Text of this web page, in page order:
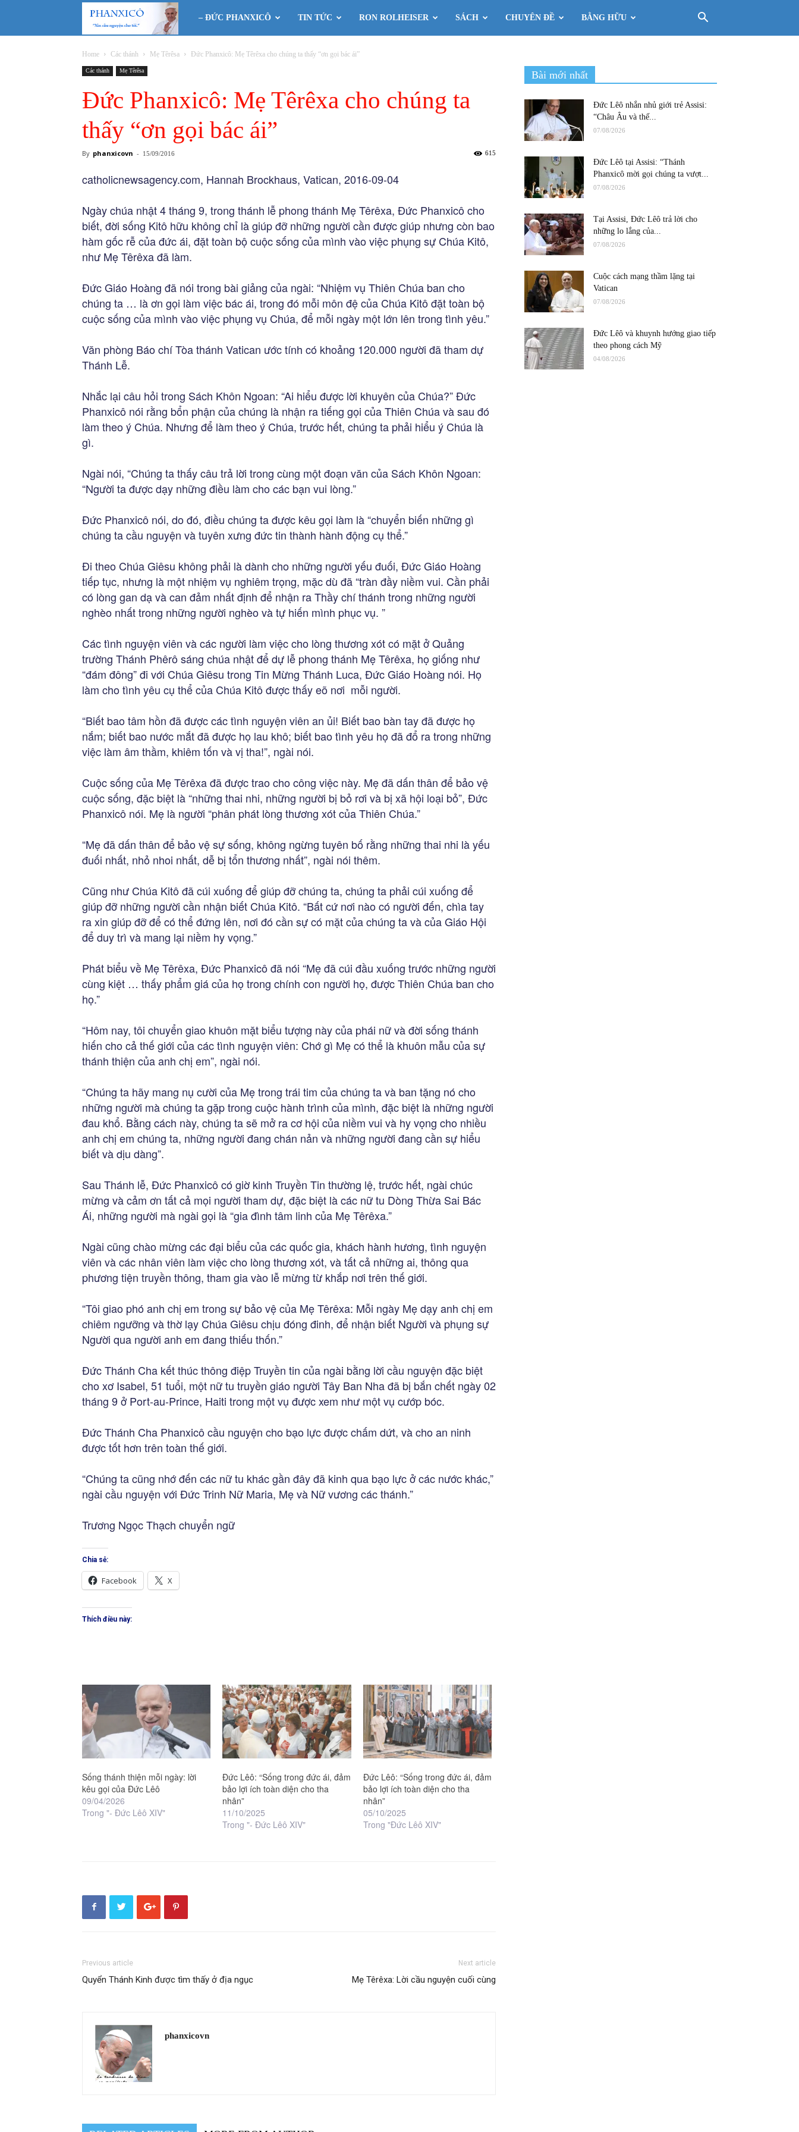
Phanxicô
– ĐỨC PHANXICÔ TIN TỨC RON ROLHEISER SÁCH CHUYÊN ĐỀ BẰNG HỮU
Home Các thánh Mẹ Têrêsa Đức Phanxicô: Mẹ Têrêxa cho chúng ta thấy “ơn gọi bác ái”
Các thánh Mẹ Têrêsa
Đức Phanxicô: Mẹ Têrêxa cho chúng ta
thấy “ơn gọi bác ái”
By phanxicovn - 15/09/2016 615
catholicnewsagency.com, Hannah Brockhaus, Vatican, 2016-09-04
Ngày chúa nhật 4 tháng 9, trong thánh lễ phong thánh Mẹ Têrêxa, Đức Phanxicô cho
biết, đời sống Kitô hữu không chỉ là giúp đỡ những người cần được giúp nhưng còn bao
hàm gốc rễ của đức ái, đặt toàn bộ cuộc sống của mình vào việc phụng sự Chúa Kitô,
như Mẹ Têrêxa đã làm.
Đức Giáo Hoàng đã nói trong bài giảng của ngài: “Nhiệm vụ Thiên Chúa ban cho
chúng ta … là ơn gọi làm việc bác ái, trong đó mỗi môn đệ của Chúa Kitô đặt toàn bộ
cuộc sống của mình vào việc phụng vụ Chúa, để mỗi ngày một lớn lên trong tình yêu.”
Văn phòng Báo chí Tòa thánh Vatican ước tính có khoảng 120.000 người đã tham dự
Thánh Lễ.
Nhắc lại câu hỏi trong Sách Khôn Ngoan: “Ai hiểu được lời khuyên của Chúa?” Đức
Phanxicô nói rằng bổn phận của chúng là nhận ra tiếng gọi của Thiên Chúa và sau đó
làm theo ý Chúa. Nhưng để làm theo ý Chúa, trước hết, chúng ta phải hiểu ý Chúa là
gì.
Ngài nói, “Chúng ta thấy câu trả lời trong cùng một đoạn văn của Sách Khôn Ngoan:
“Người ta được dạy những điều làm cho các bạn vui lòng.”
Đức Phanxicô nói, do đó, điều chúng ta được kêu gọi làm là “chuyển biến những gì
chúng ta cầu nguyện và tuyên xưng đức tin thành hành động cụ thể.”
Đi theo Chúa Giêsu không phải là dành cho những người yếu đuối, Đức Giáo Hoàng
tiếp tục, nhưng là một nhiệm vụ nghiêm trọng, mặc dù đã “tràn đầy niềm vui. Cần phải
có lòng gan dạ và can đảm nhất định để nhận ra Thầy chí thánh trong những người
nghèo nhất trong những người nghèo và tự hiến mình phục vụ. ”
Các tình nguyện viên và các người làm việc cho lòng thương xót có mặt ở Quảng
trường Thánh Phêrô sáng chúa nhật để dự lễ phong thánh Mẹ Têrêxa, họ giống như
“đám đông” đi với Chúa Giêsu trong Tin Mừng Thánh Luca, Đức Giáo Hoàng nói. Họ
làm cho tình yêu cụ thể của Chúa Kitô được thấy eõ nơi mỗi người.
“Biết bao tâm hồn đã được các tình nguyện viên an ủi! Biết bao bàn tay đã được họ
nắm; biết bao nước mắt đã được họ lau khô; biết bao tình yêu họ đã đổ ra trong những
việc làm âm thầm, khiêm tốn và vị tha!”, ngài nói.
Cuộc sống của Mẹ Têrêxa đã được trao cho công việc này. Mẹ đã dấn thân để bảo vệ
cuộc sống, đặc biệt là “những thai nhi, những người bị bỏ rơi và bị xã hội loại bỏ”, Đức
Phanxicô nói. Mẹ là người “phân phát lòng thương xót của Thiên Chúa.”
“Mẹ đã dấn thân để bảo vệ sự sống, không ngừng tuyên bố rằng những thai nhi là yếu
đuối nhất, nhỏ nhoi nhất, dễ bị tổn thương nhất”, ngài nói thêm.
Cũng như Chúa Kitô đã cúi xuống để giúp đỡ chúng ta, chúng ta phải cúi xuống để
giúp đỡ những người cần nhận biết Chúa Kitô. “Bất cứ nơi nào có người đến, chìa tay
ra xin giúp đỡ để có thể đứng lên, nơi đó cần sự có mặt của chúng ta và của Giáo Hội
để duy trì và mang lại niềm hy vọng.”
Phát biểu về Mẹ Têrêxa, Đức Phanxicô đã nói “Mẹ đã cúi đầu xuống trước những người
cùng kiệt … thấy phẩm giá của họ trong chính con người họ, được Thiên Chúa ban cho
họ.”
“Hôm nay, tôi chuyển giao khuôn mặt biểu tượng này của phái nữ và đời sống thánh
hiến cho cả thế giới của các tình nguyện viên: Chớ gì Mẹ có thể là khuôn mẫu của sự
thánh thiện của anh chị em”, ngài nói.
“Chúng ta hãy mang nụ cười của Mẹ trong trái tim của chúng ta và ban tặng nó cho
những người mà chúng ta gặp trong cuộc hành trình của mình, đặc biệt là những người
đau khổ. Bằng cách này, chúng ta sẽ mở ra cơ hội của niềm vui và hy vọng cho nhiều
anh chị em chúng ta, những người đang chán nản và những người đang cần sự hiểu
biết và dịu dàng”.
Sau Thánh lễ, Đức Phanxicô có giờ kinh Truyền Tin thường lệ, trước hết, ngài chúc
mừng và cảm ơn tất cả mọi người tham dự, đặc biệt là các nữ tu Dòng Thừa Sai Bác
Ái, những người mà ngài gọi là “gia đình tâm linh của Mẹ Têrêxa.”
Ngài cũng chào mừng các đại biểu của các quốc gia, khách hành hương, tình nguyện
viên và các nhân viên làm việc cho lòng thương xót, và tất cả những ai, thông qua
phương tiện truyền thông, tham gia vào lễ mừng từ khắp nơi trên thế giới.
“Tôi giao phó anh chị em trong sự bảo vệ của Mẹ Têrêxa: Mỗi ngày Mẹ dạy anh chị em
chiêm ngưỡng và thờ lạy Chúa Giêsu chịu đóng đinh, để nhận biết Người và phụng sự
Người qua người anh em đang thiếu thốn.”
Đức Thánh Cha kết thúc thông điệp Truyền tin của ngài bằng lời cầu nguyện đặc biệt
cho xơ Isabel, 51 tuổi, một nữ tu truyền giáo người Tây Ban Nha đã bị bắn chết ngày 02
tháng 9 ở Port-au-Prince, Haiti trong một vụ được xem như một vụ cướp bóc.
Đức Thánh Cha Phanxicô cầu nguyện cho bạo lực được chấm dứt, và cho an ninh
được tốt hơn trên toàn thế giới.
“Chúng ta cũng nhớ đến các nữ tu khác gần đây đã kinh qua bạo lực ở các nước khác,”
ngài cầu nguyện với Đức Trinh Nữ Maria, Mẹ và Nữ vương các thánh.”
Trương Ngọc Thạch chuyển ngữ
Chia sẻ:
Facebook X
Thích điều này:
Sống thánh thiện mỗi ngày: lời
kêu gọi của Đức Lêô
09/04/2026
Trong "- Đức Lêô XIV"
Đức Lêô: “Sống trong đức ái, đảm
bảo lợi ích toàn diện cho tha
nhân”
11/10/2025
Trong "- Đức Lêô XIV"
Đức Lêô: “Sống trong đức ái, đảm
bảo lợi ích toàn diện cho tha
nhân”
05/10/2025
Trong "Đức Lêô XIV"
Previous article
Quyển Thánh Kinh được tìm thấy ở địa ngục
Next article
Mẹ Têrêxa: Lời cầu nguyện cuối cùng
phanxicovn
Bài mới nhất
Đức Lêô nhắn nhủ giới trẻ Assisi:
“Châu Âu và thế...
07/08/2026
Đức Lêô tại Assisi: “Thánh
Phanxicô mời gọi chúng ta vượt...
07/08/2026
Tại Assisi, Đức Lêô trả lời cho
những lo lắng của...
07/08/2026
Cuộc cách mạng thầm lặng tại
Vatican
07/08/2026
Đức Lêô và khuynh hướng giao tiếp
theo phong cách Mỹ
04/08/2026